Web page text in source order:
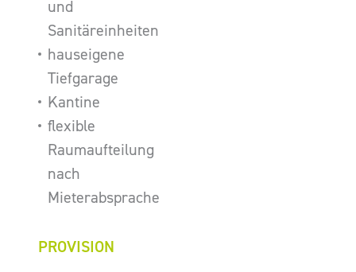
und
Sanitäreinheiten
hauseigene
Tiefgarage
Kantine
flexible
Raumaufteilung
nach
Mieterabsprache
PROVISION